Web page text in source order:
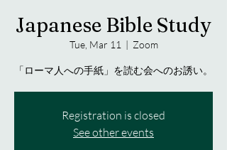
Japanese Bible Study
Tue, Mar 11
  |
Zoom
「ローマ人への手紙」を読む会へのお誘い。
Registration is closed
See other events